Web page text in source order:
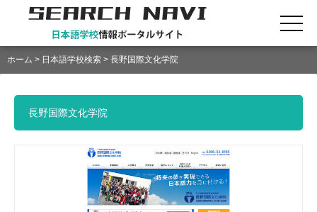
ホーム > 日本語学校検索 > 長野国際文化学院
長野国際文化学院